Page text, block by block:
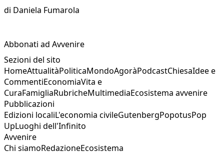
di Daniela Fumarola
Abbonati ad Avvenire
Sezioni del sito
HomeAttualitàPoliticaMondoAgoràPodcastChiesaIdee e
CommentiEconomiaVita e
CuraFamigliaRubricheMultimediaEcosistema avvenire
Pubblicazioni
Edizioni localiL'economia civileGutenbergPopotusPop
UpLuoghi dell'Infinito
Avvenire
Chi siamoRedazioneEcosistema